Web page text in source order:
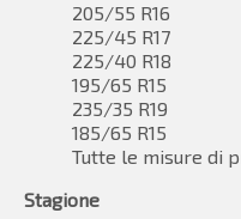
205/55 R16
225/45 R17
225/40 R18
195/65 R15
235/35 R19
185/65 R15
Tutte le misure di
Stagione